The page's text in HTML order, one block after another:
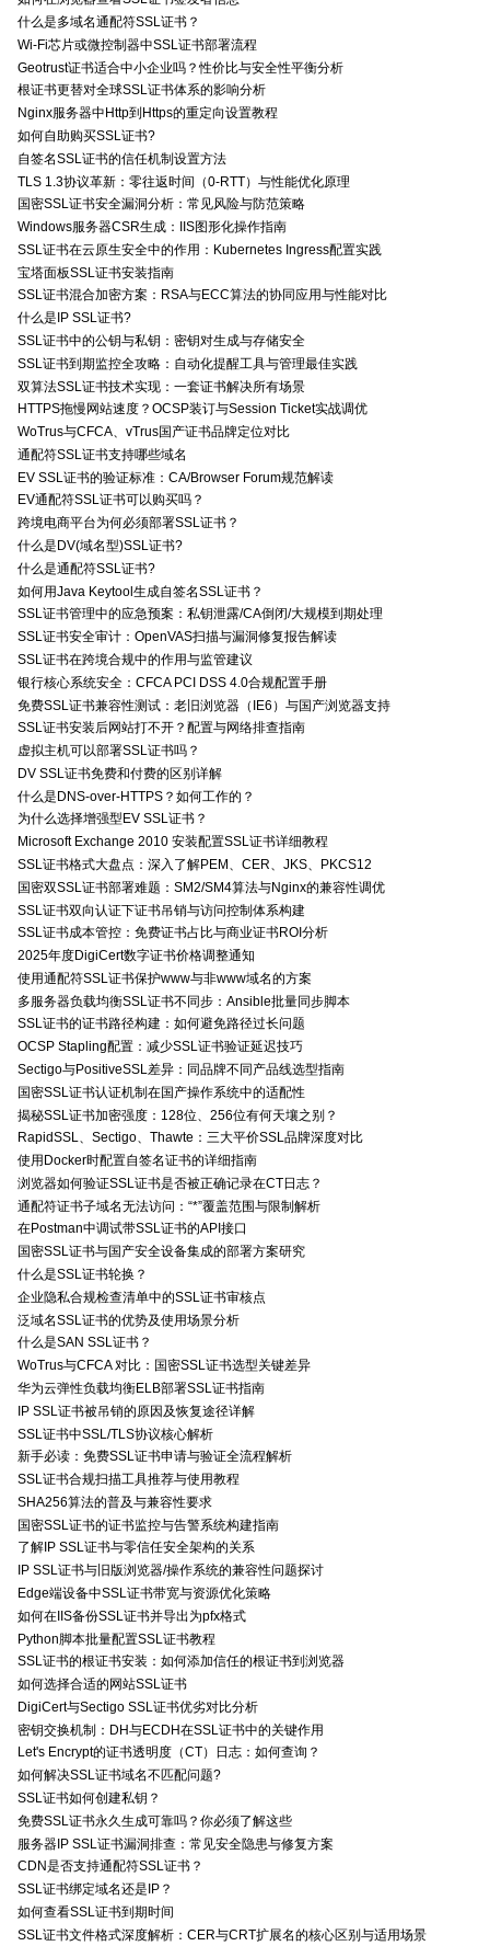
什么是多域名通配符SSL证书？
Wi-Fi芯片或微控制器中SSL证书部署流程
Geotrust证书适合中小企业吗？性价比与安全性平衡分析
根证书更替对全球SSL证书体系的影响分析
Nginx服务器中Http到Https的重定向设置教程
如何自助购买SSL证书?
自签名SSL证书的信任机制设置方法
TLS 1.3协议革新：零往返时间（0-RTT）与性能优化原理
国密SSL证书安全漏洞分析：常见风险与防范策略
Windows服务器CSR生成：IIS图形化操作指南
SSL证书在云原生安全中的作用：Kubernetes Ingress配置实践
宝塔面板SSL证书安装指南
SSL证书混合加密方案：RSA与ECC算法的协同应用与性能对比
什么是IP SSL证书?
SSL证书中的公钥与私钥：密钥对生成与存储安全
SSL证书到期监控全攻略：自动化提醒工具与管理最佳实践
双算法SSL证书技术实现：一套证书解决所有场景
HTTPS拖慢网站速度？OCSP装订与Session Ticket实战调优
WoTrus与CFCA、vTrus国产证书品牌定位对比
通配符SSL证书支持哪些域名
EV SSL证书的验证标准：CA/Browser Forum规范解读
EV通配符SSL证书可以购买吗？
跨境电商平台为何必须部署SSL证书？
什么是DV(域名型)SSL证书?
什么是通配符SSL证书?
如何用Java Keytool生成自签名SSL证书？
SSL证书管理中的应急预案：私钥泄露/CA倒闭/大规模到期处理
SSL证书安全审计：OpenVAS扫描与漏洞修复报告解读
SSL证书在跨境合规中的作用与监管建议
银行核心系统安全：CFCA PCI DSS 4.0合规配置手册
免费SSL证书兼容性测试：老旧浏览器（IE6）与国产浏览器支持
SSL证书安装后网站打不开？配置与网络排查指南
虚拟主机可以部署SSL证书吗？
DV SSL证书免费和付费的区别详解
什么是DNS-over-HTTPS？如何工作的？
为什么选择增强型EV SSL证书？
Microsoft Exchange 2010 安装配置SSL证书详细教程
SSL证书格式大盘点：深入了解PEM、CER、JKS、PKCS12
国密双SSL证书部署难题：SM2/SM4算法与Nginx的兼容性调优
SSL证书双向认证下证书吊销与访问控制体系构建
SSL证书成本管控：免费证书占比与商业证书ROI分析
2025年度DigiCert数字证书价格调整通知
使用通配符SSL证书保护www与非www域名的方案
多服务器负载均衡SSL证书不同步：Ansible批量同步脚本
SSL证书的证书路径构建：如何避免路径过长问题
OCSP Stapling配置：减少SSL证书验证延迟技巧
Sectigo与PositiveSSL差异：同品牌不同产品线选型指南
国密SSL证书认证机制在国产操作系统中的适配性
揭秘SSL证书加密强度：128位、256位有何天壤之别？
RapidSSL、Sectigo、Thawte：三大平价SSL品牌深度对比
使用Docker时配置自签名证书的详细指南
浏览器如何验证SSL证书是否被正确记录在CT日志？
通配符证书子域名无法访问：“*”覆盖范围与限制解析
在Postman中调试带SSL证书的API接口
国密SSL证书与国产安全设备集成的部署方案研究
什么是SSL证书轮换？
企业隐私合规检查清单中的SSL证书审核点
泛域名SSL证书的优势及使用场景分析
什么是SAN SSL证书？
WoTrus与CFCA 对比：国密SSL证书选型关键差异
华为云弹性负载均衡ELB部署SSL证书指南
IP SSL证书被吊销的原因及恢复途径详解
SSL证书中SSL/TLS协议核心解析
新手必读：免费SSL证书申请与验证全流程解析
SSL证书合规扫描工具推荐与使用教程
SHA256算法的普及与兼容性要求
国密SSL证书的证书监控与告警系统构建指南
了解IP SSL证书与零信任安全架构的关系
IP SSL证书与旧版浏览器/操作系统的兼容性问题探讨
Edge端设备中SSL证书带宽与资源优化策略
如何在IIS备份SSL证书并导出为pfx格式
Python脚本批量配置SSL证书教程
SSL证书的根证书安装：如何添加信任的根证书到浏览器
如何选择合适的网站SSL证书
DigiCert与Sectigo SSL证书优劣对比分析
密钥交换机制：DH与ECDH在SSL证书中的关键作用
Let's Encrypt的证书透明度（CT）日志：如何查询？
如何解决SSL证书域名不匹配问题?
SSL证书如何创建私钥？
免费SSL证书永久生成可靠吗？你必须了解这些
服务器IP SSL证书漏洞排查：常见安全隐患与修复方案
CDN是否支持通配符SSL证书？
SSL证书绑定域名还是IP？
如何查看SSL证书到期时间
SSL证书文件格式深度解析：CER与CRT扩展名的核心区别与适用场景